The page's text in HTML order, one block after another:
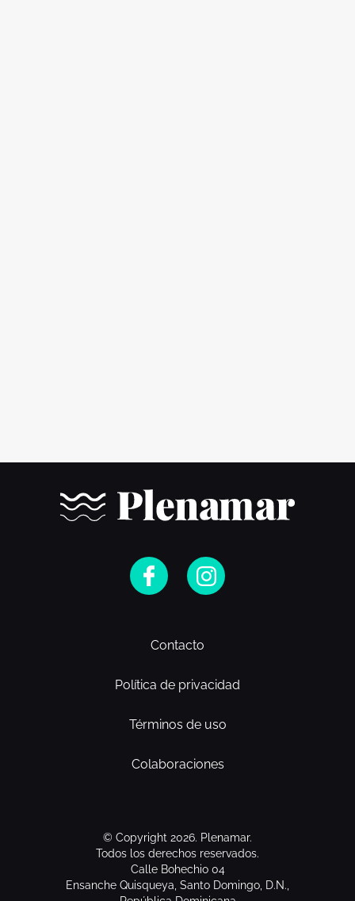
Contacto
Política de privacidad
Términos de uso
Colaboraciones
© Copyright 2026. Plenamar.
Todos los derechos reservados.
Calle Bohechio 04
Ensanche Quisqueya, Santo Domingo, D.N.,